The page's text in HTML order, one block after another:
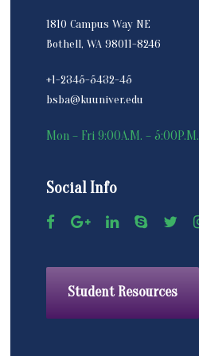
1810 Campus Way NE
Bothell, WA 98011-8246
+1-2345-5432-45
bsba@kuuniver.edu
Mon – Fri 9:00A.M. – 5:00P.M.
Social Info
Student Resources